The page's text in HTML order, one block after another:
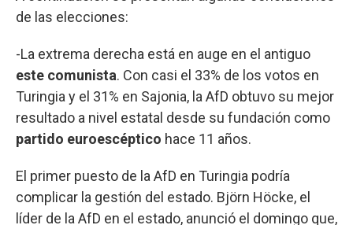
de las elecciones:
-La extrema derecha está en auge en el antiguo
este comunista. Con casi el 33% de los votos en
Turingia y el 31% en Sajonia, la AfD obtuvo su mejor
resultado a nivel estatal desde su fundación como
partido euroescéptico hace 11 años.
El primer puesto de la AfD en Turingia podría
complicar la gestión del estado. Björn Höcke, el
líder de la AfD en el estado, anunció el domingo que,